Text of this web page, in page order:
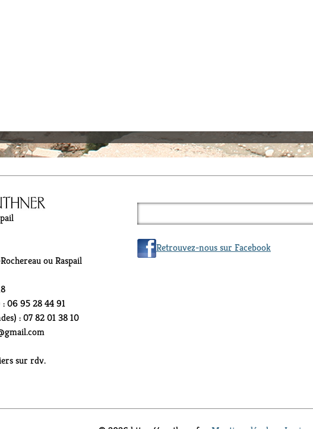
ou Raspail
06 95 28 44 91
: 07 82 01 38 10
sur rdv.
Retrouvez-nous sur Facebook